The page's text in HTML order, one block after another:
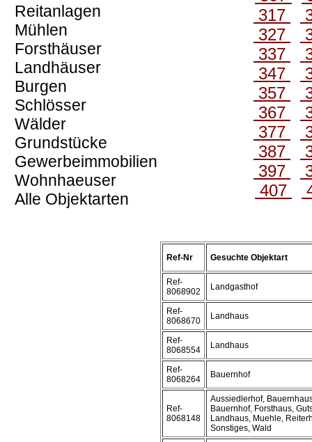
Reitanlagen
Mühlen
Forsthäuser
Landhäuser
Burgen
Schlösser
Wälder
Grundstücke
Gewerbeimmobilien
Wohnhaeuser
Alle Objektarten
317
327
337
347
357
367
377
387
397
407
Ref-Nr Gesuchte Objektart
Ref-
8068902
Landgasthof
Ref-
8068670
Landhaus
Ref-
8068554
Landhaus
Ref-
8068264
Bauernhof
Ref-
8068148
Aussiedlerhof,
Bauernhof, Forsthaus,
Landhaus, Muehle,
Sonstiges, Wald